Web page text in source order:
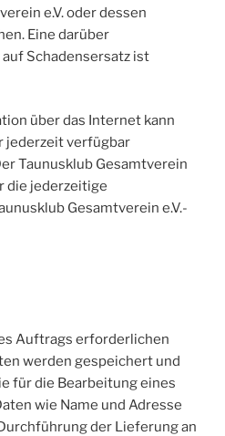
e.V. oder dessen
Eine darüber
Schadensersatz ist
über das Internet kann
jederzeit verfügbar
Taunusklub Gesamtverein
die jederzeitige
Gesamtverein e.V.-
Auftrags erforderlichen
werden gespeichert und
für die Bearbeitung eines
wie Name und Adresse
der Lieferung an